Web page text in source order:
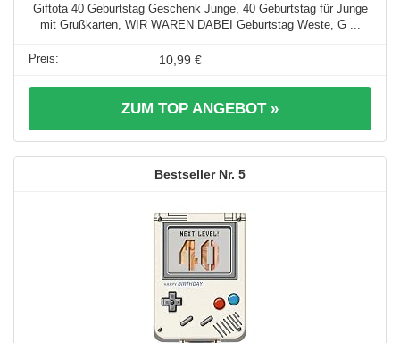
Giftota 40 Geburtstag Geschenk Junge, 40 Geburtstag für Junge
mit Grußkarten, WIR WAREN DABEI Geburtstag Weste, G ...
10,99 €
ZUM TOP ANGEBOT »
5